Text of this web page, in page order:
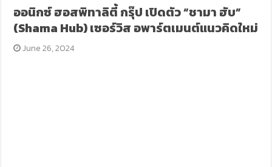
ออนิกซ์ ฮอสพิทาลิตี้ กรุ๊ป เปิดตัว “ชามา ฮับ”
(Shama Hub) เซอร์วิส อพาร์ตเมนต์แนวคิดใหม่
June 26, 2024